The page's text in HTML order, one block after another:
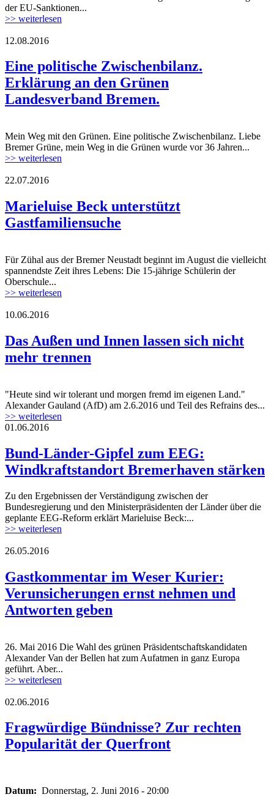
der EU-Sanktionen...
>> weiterlesen
12.08.2016
Eine politische Zwischenbilanz.
Erklärung an den Grünen
Landesverband Bremen.
Mein Weg mit den Grünen. Eine politische Zwischenbilanz. Liebe
Bremer Grüne, mein Weg in die Grünen wurde vor 36 Jahren...
>> weiterlesen
gf1.jpg
22.07.2016
Marieluise Beck unterstützt
Gastfamiliensuche
gf1.jpg
Für Zühal aus der Bremer Neustadt beginnt im August die vielleicht
spannendste Zeit ihres Lebens: Die 15-jährige Schülerin der
Oberschule...
>> weiterlesen
putin-trump.jpg
10.06.2016
Das Außen und Innen lassen sich nicht
mehr trennen
putin-trump.jpg
"Heute sind wir tolerant und morgen fremd im eigenen Land."
Alexander Gauland (AfD) am 2.6.2016 und Teil des Refrains des...
>> weiterlesen
01.06.2016
Bund-Länder-Gipfel zum EEG:
Windkraftstandort Bremerhaven stärken
Zu den Ergebnissen der Verständigung zwischen der
Bundesregierung und den Ministerpräsidenten der Länder über die
geplante EEG-Reform erklärt Marieluise Beck:...
>> weiterlesen
gastkommentar_wk.jpg
26.05.2016
Gastkommentar im Weser Kurier:
Verunsicherungen ernst nehmen und
Antworten geben
gastkommentar_wk.jpg
26. Mai 2016 Die Wahl des grünen Präsidentschaftskandidaten
Alexander Van der Bellen hat zum Aufatmen in ganz Europa
geführt. Aber...
>> weiterlesen
antonio_amadeu.png
02.06.2016
Fragwürdige Bündnisse? Zur rechten
Popularität der Querfront
antonio_amadeu.png
Datum: Donnerstag, 2. Juni 2016 - 20:00